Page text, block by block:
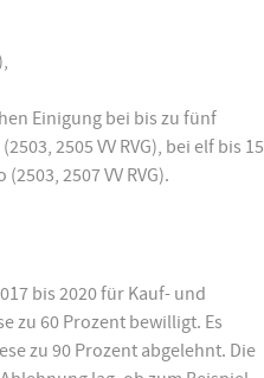
Einigung bei bis zu fünf
2505 VV RVG), bei elf bis 15
2507 VV RVG).
bis 2020 für Kauf- und
zu 60 Prozent bewilligt. Es
zu 90 Prozent abgelehnt. Die